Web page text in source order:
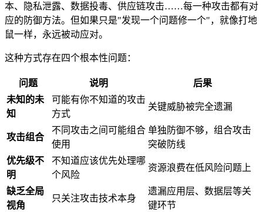
本、隐私泄露、数据投毒、供应链攻击……每一种攻击都有对
应的防御方法。但如果只是"发现一个问题修一个"，就像打地
鼠一样，永远被动应对。
这种方式存在四个根本性问题：
问题 说明
后果
未知的未
知
可能有你不知道的攻击
方式
关键威胁被完全遗漏
攻击组合
不同攻击之间可能组合
使用
单独防御不够，组合攻击
突破防线
优先级不
明
不知道应该优先处理哪
个风险
资源浪费在低风险问题上
缺乏全局
视角
只关注攻击技术本身
遗漏应用层、数据层等关
键环节